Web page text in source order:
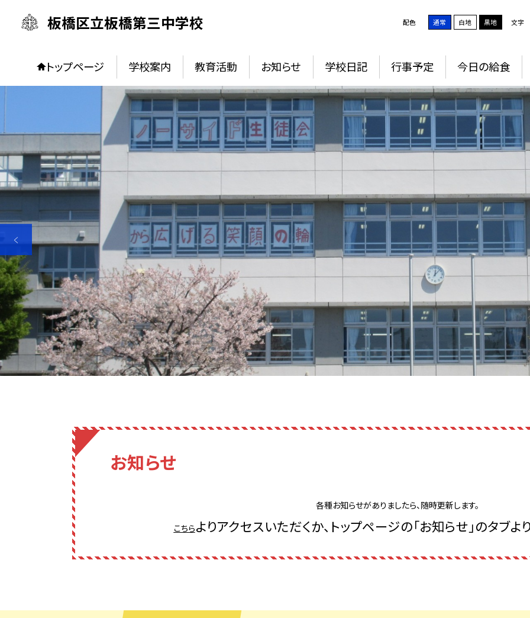
板橋区立板橋第三中学校 配色 通常 白地 黒地 文字
トップページ 学校案内 教育活動 お知らせ 学校日記 行事予定 今日の給食
お知らせ
各種お知らせがありましたら、随時更新します。
こちらよりアクセスいただくか、トップページの「お知らせ」のタブよ